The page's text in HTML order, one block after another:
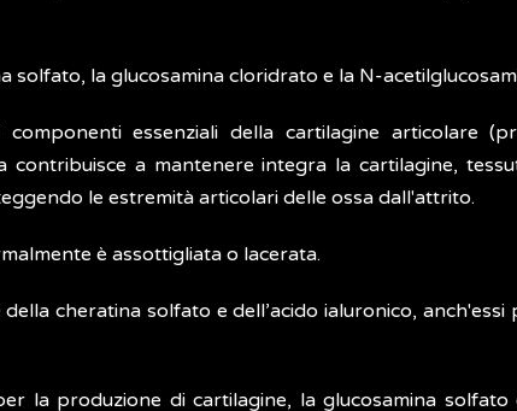
solfato, la glucosamina cloridrato e la N-
essenziali della cartilagine articolare
contribuisce a mantenere integra la cartilagine,
le estremità articolari delle ossa dall'attrito.
è assottigliata o lacerata.
cheratina solfato e dell’acido ialuronico,
la produzione di cartilagine, la glucosamina